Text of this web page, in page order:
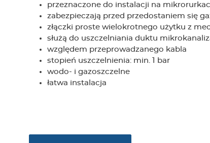
przeznaczone do instalacji na
zabezpieczają przed przedostaniem się
złączki proste wielokrotnego użytku z
służą do uszczelniania duktu
względem przeprowadzanego kabla
stopień uszczelnienia: min. 1 bar
wodo- i gazoszczelne
łatwa instalacja